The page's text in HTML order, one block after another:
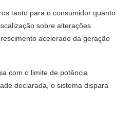
tanto para o consumidor quanto
sobre alterações
acelerado da geração
com o limite de potência
declarada, o sistema dispara